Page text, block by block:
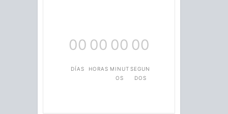
00
DÍAS
00
HORAS
00
MINUT
OS
00
SEGUN
DOS